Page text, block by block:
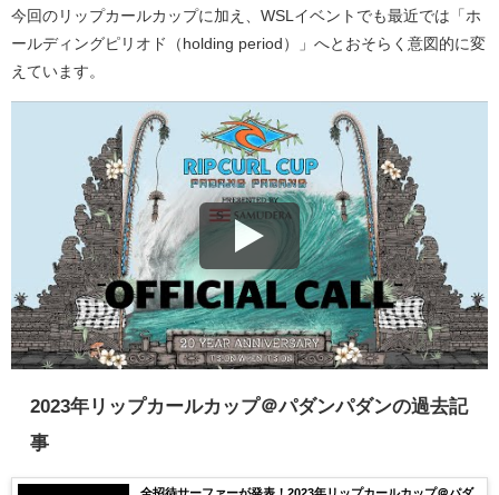
今回のリップカールカップに加え、WSLイベントでも最近では「ホ
ールディングピリオド（holding period）」へとおそらく意図的に変
えています。
2023年リップカールカップ＠パダンパダンの過去記
事